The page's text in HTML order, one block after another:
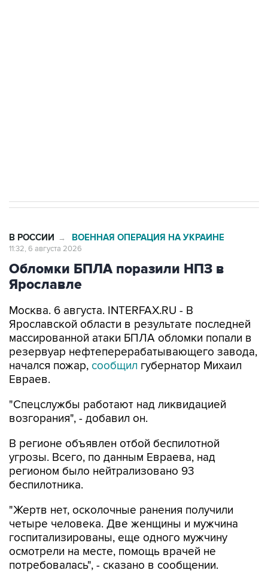
В РОССИИ → ВОЕННАЯ ОПЕРАЦИЯ НА УКРАИНЕ
11:32, 6 августа 2026
Обломки БПЛА поразили НПЗ в
Ярославле
Москва. 6 августа. INTERFAX.RU - В
Ярославской области в результате последней
массированной атаки БПЛА обломки попали в
резервуар нефтеперерабатывающего завода,
начался пожар, сообщил губернатор Михаил
Евраев.
"Спецслужбы работают над ликвидацией
возгорания", - добавил он.
В регионе объявлен отбой беспилотной
угрозы. Всего, по данным Евраева, над
регионом было нейтрализовано 93
беспилотника.
"Жертв нет, осколочные ранения получили
четыре человека. Две женщины и мужчина
госпитализированы, еще одного мужчину
осмотрели на месте, помощь врачей не
потребовалась", - сказано в сообщении.